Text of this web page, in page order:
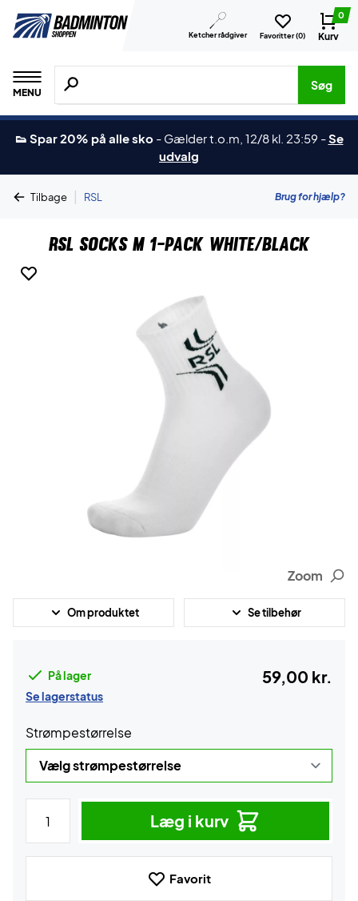
Ketcher rådgiver Favoritter (0)
0
Kurv
MENU
Søg efter produkter, mærker etc.
Søg
👟 Spar 20% på alle sko - Gælder t.o.m, 12/8 kl. 23:59 -Se
udvalg
Tilbage | RSL Brug for hjælp?
RSL Socks M 1-pack White/Black
Zoom
Om produktet Se tilbehør
På lager
Se lagerstatus
59,00 kr.
Strømpestørrelse
Læg i kurv
Favorit